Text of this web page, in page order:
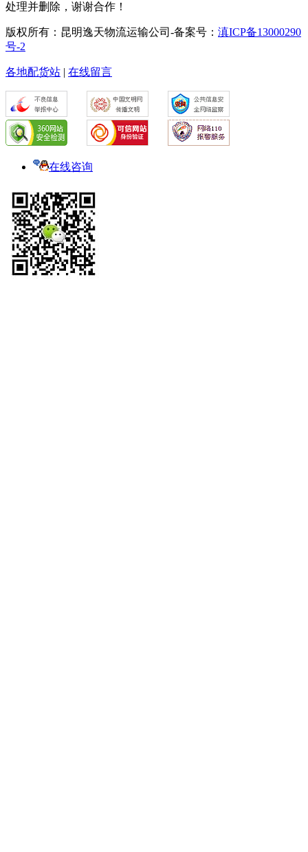
处理并删除，谢谢合作！
版权所有：昆明逸天物流运输公司-备案号： 滇ICP备13000290
号-2
各地配货站 | 在线留言
在线咨询